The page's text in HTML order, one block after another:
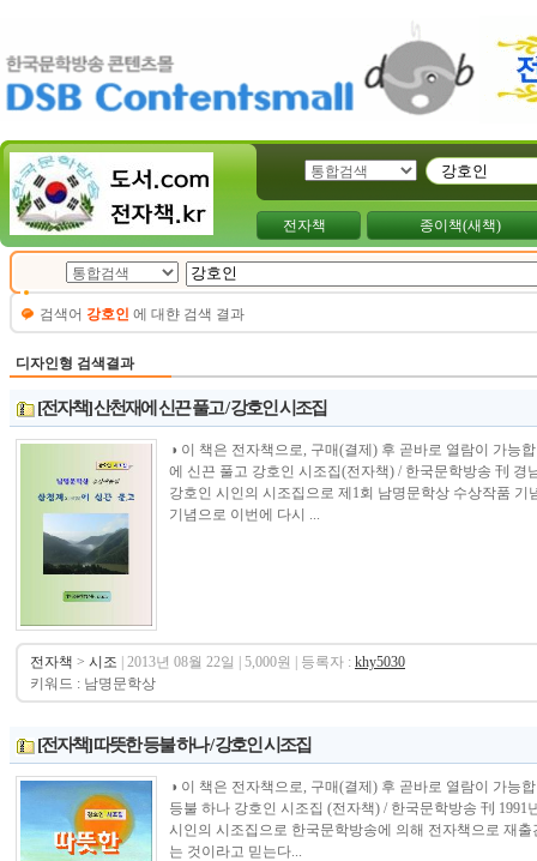
전자책 종이책(새책)
검색어 강호인 에 대햔 검색 결과
디자인형 검색결과
[전자책] 산천재에 신끈 풀고 / 강호인 시조집
◑ 이 책은 전자책으로, 구매(결제) 후 곧바로 열람이 가능
에 신끈 풀고 강호인 시조집(전자책) / 한국문학방송 刊
강호인 시인의 시조집으로 제1회 남명문학상 수상작품
기념으로 이번에 다시 ...
전자책 > 시조 | 2013년 08월 22일 | 5,000원 | 등록자 : khy5030
키워드 : 남명문학상
[전자책] 따뜻한 등불 하나 / 강호인 시조집
◑ 이 책은 전자책으로, 구매(결제) 후 곧바로 열람이 가능
등불 하나 강호인 시조집 (전자책) / 한국문학방송 刊
시인의 시조집으로 한국문학방송에 의해 전자책으로 재
는 것이라고 믿는다...